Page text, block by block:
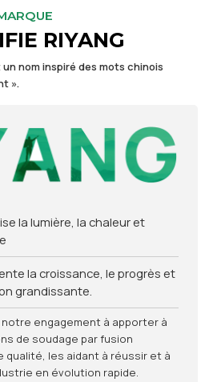
RIYANG
un nom inspiré des mots chinois
».
la lumière, la chaleur et
la croissance, le progrès et
grandissante.
engagement à apporter à
de soudage par fusion
les aidant à réussir et à
en évolution rapide.